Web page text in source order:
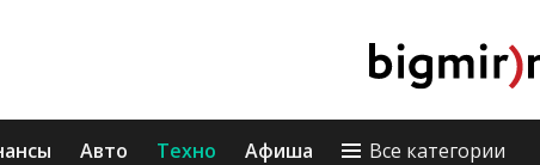
Авто Техно Афиша Все категории